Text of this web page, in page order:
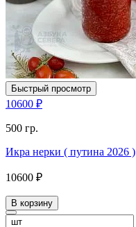
Быстрый просмотр
10600 ₽
500 гр.
Икра нерки ( путина 2026 )
10600 ₽
В корзину